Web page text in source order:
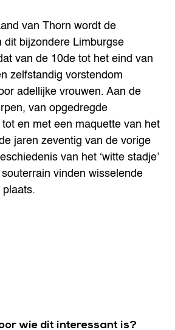
van Thorn wordt de
bijzondere Limburgse
van de 10de tot het eind van
zelfstandig vorstendom
adellijke vrouwen. Aan de
van opgedregde
en met een maquette van het
jaren zeventig van de vorige
van het ‘witte stadje’
vinden wisselende
wie dit interessant is?